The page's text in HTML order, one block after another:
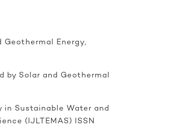
Geothermal Energy,
by Solar and Geothermal
in Sustainable Water and
(IJLTEMAS) ISSN